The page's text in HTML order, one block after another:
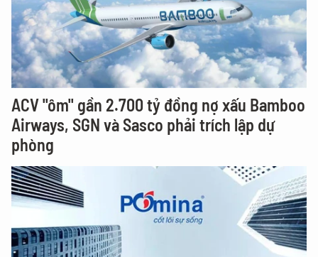
ACV "ôm" gần 2.700 tỷ đồng nợ xấu Bamboo
Airways, SGN và Sasco phải trích lập dự
phòng